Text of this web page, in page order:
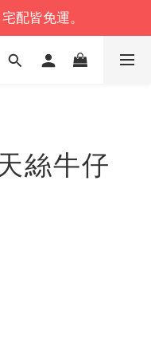
配皆免運。
絲牛仔